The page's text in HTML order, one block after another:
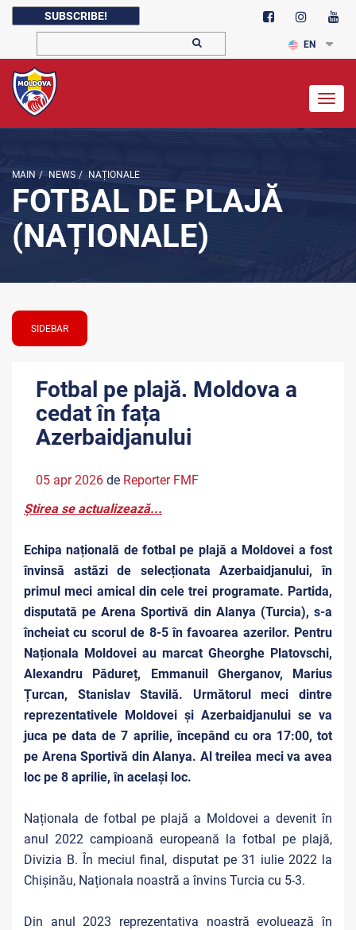
SUBSCRIBE!
EN
MAIN / NEWS / NAȚIONALE
FOTBAL DE PLAJĂ
(NAȚIONALE)
SIDEBAR
Fotbal pe plajă. Moldova a
cedat în fața
Azerbaidjanului
05 apr 2026 de Reporter FMF
Știrea se actualizează...
Echipa națională de fotbal pe plajă a Moldovei a fost
învinsă astăzi de selecționata Azerbaidjanului, în
primul meci amical din cele trei programate. Partida,
disputată pe Arena Sportivă din Alanya (Turcia), s-a
încheiat cu scorul de 8-5 în favoarea azerilor. Pentru
Naționala Moldovei au marcat Gheorghe Platovschi,
Alexandru Pădureț, Emmanuil Gherganov, Marius
Țurcan, Stanislav Stavilă. Următorul meci dintre
reprezentativele Moldovei și Azerbaidjanului se va
juca pe data de 7 aprilie, începând cu ora 17:00, tot
pe Arena Sportivă din Alanya. Al treilea meci va avea
loc pe 8 aprilie, în același loc.
Naționala de fotbal pe plajă a Moldovei a devenit în
anul 2022 campioană europeană la fotbal pe plajă,
Divizia B. În meciul final, disputat pe 31 iulie 2022 la
Chișinău, Naționala noastră a învins Turcia cu 5-3.
Din anul 2023 reprezentativa noastră evoluează în